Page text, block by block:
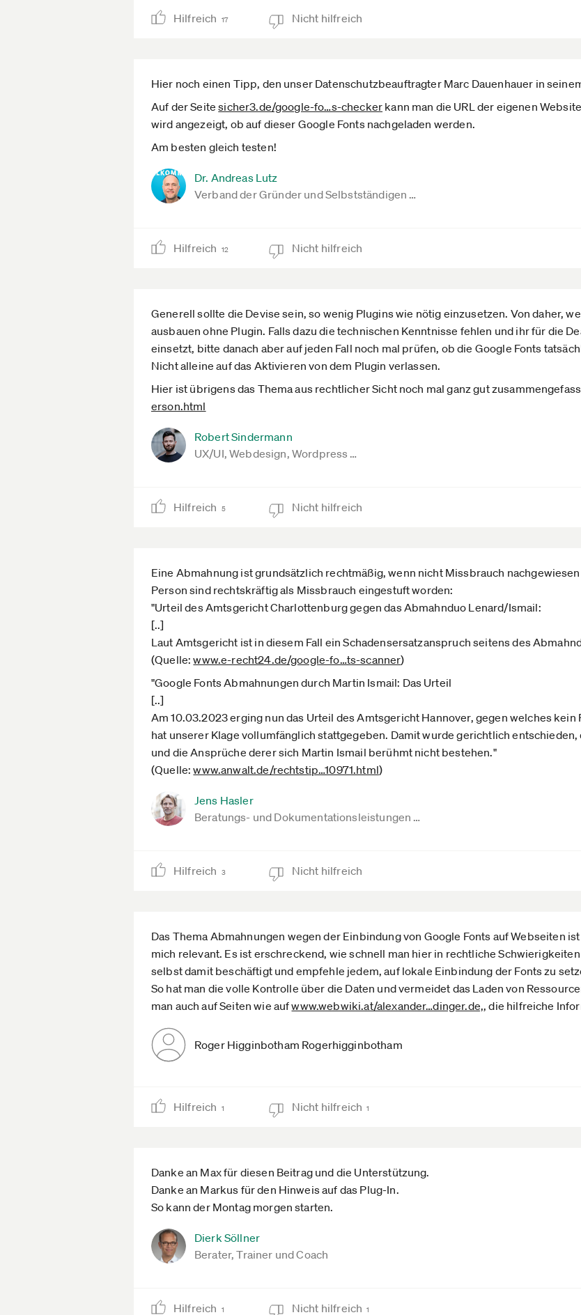
Hilfreich 17 Nicht hilfreich
Hier noch einen Tipp, den unser Datenschutzbeauftragter Marc Dauenhauer in
Auf der Seitesicher3.de­/google-fo­…s-checker kann man die URL der eigenen
wird angezeigt, ob auf dieser Google Fonts nachgeladen werden.
Am besten gleich testen!
Dr. Andreas Lutz
Verband der Gründer und Selbstständigen …
Hilfreich 12 Nicht hilfreich
Generell sollte die Devise sein, so wenig Plugins wie nötig einzusetzen. Von daher,
ausbauen ohne Plugin. Falls dazu die technischen Kenntnisse fehlen und ihr für die
einsetzt, bitte danach aber auf jeden Fall noch mal prüfen, ob die Google Fonts
Nicht alleine auf das Aktivieren von dem Plugin verlassen.
Hier ist übrigens das Thema aus rechtlicher Sicht noch mal ganz gut
erson.html
Robert Sindermann
UX/UI, Webdesign, Wordpress …
Hilfreich 5 Nicht hilfreich
Eine Abmahnung ist grundsätzlich rechtmäßig, wenn nicht Missbrauch
Person sind rechtskräftig als Missbrauch eingestuft worden:
"Urteil des Amtsgericht Charlottenburg gegen das Abmahnduo Lenard/Ismail:
[..]
Laut Amtsgericht ist in diesem Fall ein Schadensersatzanspruch seitens des
(Quelle:www.e-recht24.de­/google-fo­…ts-scanner)
"Google Fonts Abmahnungen durch Martin Ismail: Das Urteil
[..]
Am 10.03.2023 erging nun das Urteil des Amtsgericht Hannover, gegen welches
hat unserer Klage vollumfänglich stattgegeben. Damit wurde gerichtlich
und die Ansprüche derer sich Martin Ismail berühmt nicht bestehen."
(Quelle:www.anwalt.de­/rechtstip­…10971.html)
Jens Hasler
Beratungs- und Dokumentationsleistungen …
Hilfreich 3 Nicht hilfreich
Das Thema Abmahnungen wegen der Einbindung von Google Fonts auf Webseiten
mich relevant. Es ist erschreckend, wie schnell man hier in rechtliche
selbst damit beschäftigt und empfehle jedem, auf lokale Einbindung der Fonts zu
So hat man die volle Kontrolle über die Daten und vermeidet das Laden von
man auch auf Seiten wie aufwww.webwiki.at­/alexander­…dinger.de,, die hilfreiche
Roger Higginbotham Rogerhigginbotham
Hilfreich 1 Nicht hilfreich 1
Danke an Max für diesen Beitrag und die Unterstützung.
Danke an Markus für den Hinweis auf das Plug-In.
So kann der Montag morgen starten.
Dierk Söllner
Berater, Trainer und Coach
Hilfreich 1 Nicht hilfreich 1